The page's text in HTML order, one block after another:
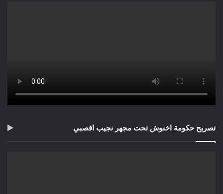
تصريح حكومة اخنوش تحت مجهر نجيب اقصبي